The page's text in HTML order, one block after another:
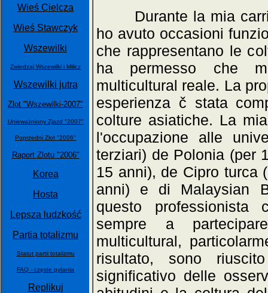
Wieś Cielcza
Wieś Stawczyk
Wszewilki
Zwiedzaj Wszewilki i Milicz
Wszewilki jutra
Zlot "Wszewilki-2007"
Unieważniony Zjazd "2007"
Poprzedni Zlot "2006"
Raport Zlotu "2006"
Korea
Hosta
Lepsza ludzkość
Partia totalizmu
Statut partii totalizmu
FAQ - częste pytania
Replikuj
Durante la mia
ho avuto occasioni
che rappresentano le
ha permesso che
multicultural reale. La
esperienza č stata
colture asiatiche. La
l'occupazione alle
terziari) de Polonia (per
15 anni), de Cipro turca
anni) e di Malaysian
questo professionista
sempre a
multicultural,
risultato, sono
significativo delle